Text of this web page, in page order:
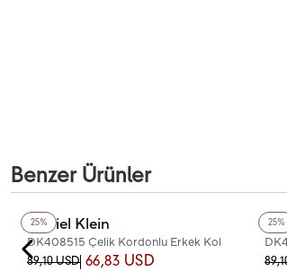
Benzer Ürünler
25%
+3Renk
Daniel Klein
DK408515 Çelik Kordonlu Erkek Kol
Saati
89,10 USD 66,83 USD
25%
+3